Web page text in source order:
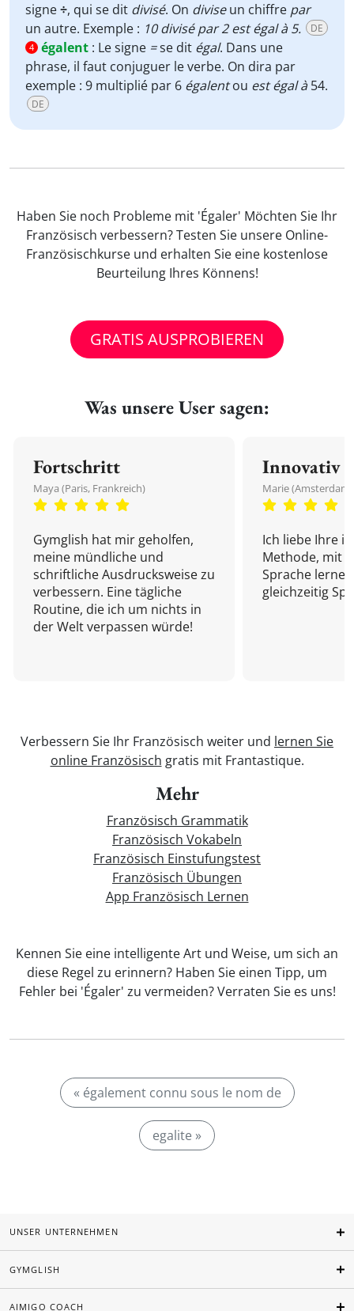
signe÷, qui se dit divisé. On diviseun chiffre par
un autre. Exemple : 10 divisé par 2 est égal à 5. DE
4 égalent : Le signe =se dit égal. Dans une
phrase, il faut conjuguer le verbe. On dira par
exemple : 9 multiplié par 6 égalentou est égal à54.
DE
Haben Sie noch Probleme mit 'Égaler' Möchten Sie Ihr
Französisch verbessern? Testen Sie unsere Online-
Französischkurse und erhalten Sie eine kostenlose
Beurteilung Ihres Könnens!
GRATIS AUSPROBIEREN
Was unsere User sagen:
Fortschritt
Maya (Paris, Frankreich)
Gymglish hat mir geholfen,
meine mündliche und
schriftliche Ausdrucksweise zu
verbessern. Eine tägliche
Routine, die ich um nichts in
der Welt verpassen würde!
Innovativ
Marie
Ich liebe Ihre
Methode, mit
Sprache
gleichzeitig
Verbessern Sie Ihr Französisch weiter und lernen Sie
online Französisch gratis mit Frantastique.
Mehr
Französisch Grammatik
Französisch Vokabeln
Französisch Einstufungstest
Französisch Übungen
App Französisch Lernen
Kennen Sie eine intelligente Art und Weise, um sich an
diese Regel zu erinnern? Haben Sie einen Tipp, um
Fehler bei 'Égaler' zu vermeiden? Verraten Sie es uns!
« également connu sous le nom de
egalite »
UNSER UNTERNEHMEN
GYMGLISH
AIMIGO COACH